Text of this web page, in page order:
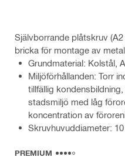
Självborrande plåtskruv
bricka för montage av
Grundmaterial: Kolstål,
Miljöförhållanden: Torr
tillfällig
stadsmiljö med låg
koncentration av
Skruvhuvuddiameter:
PREMIUM